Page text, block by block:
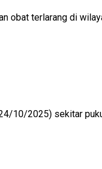
obat terlarang di
10/2025) sekitar